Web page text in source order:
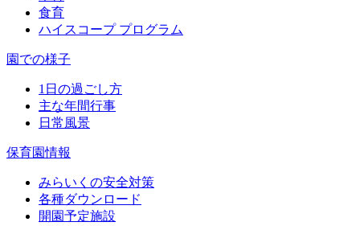
食育
ハイスコープ プログラム
園での様子
1日の過ごし方
主な年間行事
日常風景
保育園情報
みらいくの安全対策
各種ダウンロード
開園予定施設